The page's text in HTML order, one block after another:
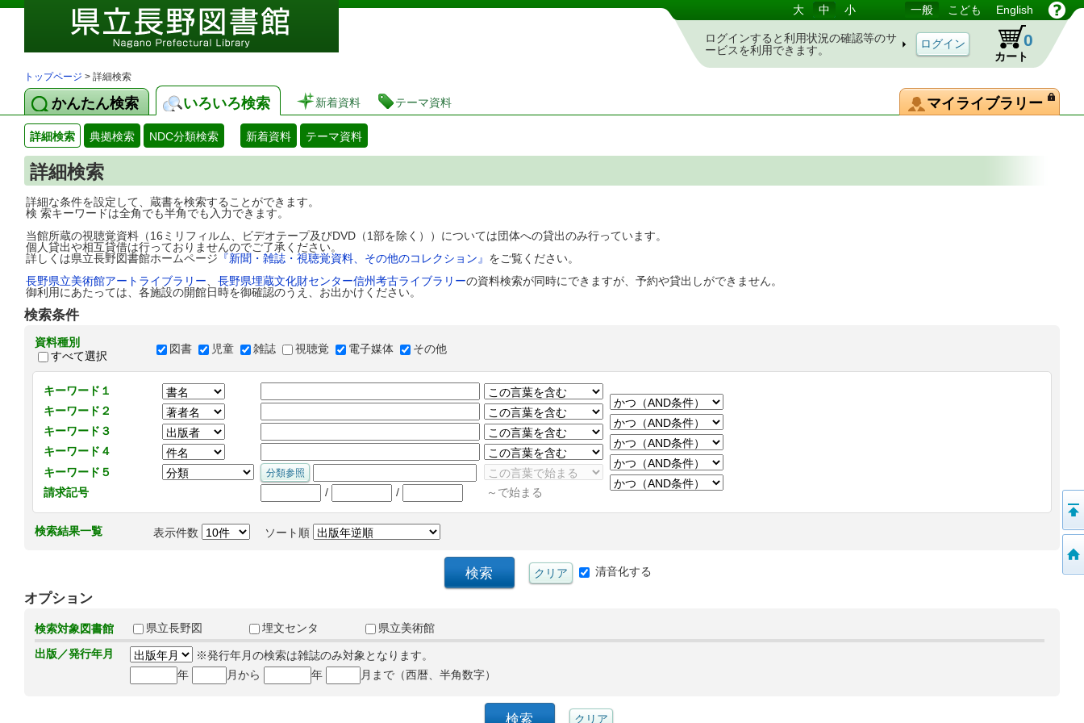
図書館 蔵書検索・予約システム 大 中 小 一般 こども English
ログインすると利用状況の確認等のサ
ービスを利用できます。
カート
0
トップページ > 詳細検索
かんたん検索 いろいろ検索 新着資料 テーマ資料 マイライブラリー
詳細検索 典拠検索 NDC分類検索 新着資料 テーマ資料
詳細検索
詳細な条件を設定して、蔵書を検索することができます。
検 索キーワードは全角でも半角でも入力できます。
当館所蔵の視聴覚資料（16ミリフィルム、ビデオテープ及びDVD（1部を除く））については団体への貸出のみ行っています。
個人貸出や相互貸借は行っておりませんのでご了承ください。
詳しくは県立長野図書館ホームページ 『新聞・雑誌・視聴覚資料、その他のコレクション』 をご覧ください。
長野県立美術館アートライブラリー
長野県埋蔵文化財センター信州考古ライブラリーの資料検索が同時にできますが、予約や貸出しができません。
御利用にあたっては、各施設の開館日時を御確認のうえ、お出かけください。
検索条件
資料種別
すべて選択
図書 児童 雑誌 視聴覚 電子媒体 その他
キーワード１
キーワード２
キーワード３
キーワード４
キーワード５
請求記号
/ / ～で始まる
検索結果一覧 表示件数 ソート順
清音化する
オプション
検索対象図書館 県立長野図 埋文センタ
県立美術館
出版／発行年月
※発行年月の検索は雑誌のみ対象となります。
年
月から 年 月まで（西暦、半角数字）